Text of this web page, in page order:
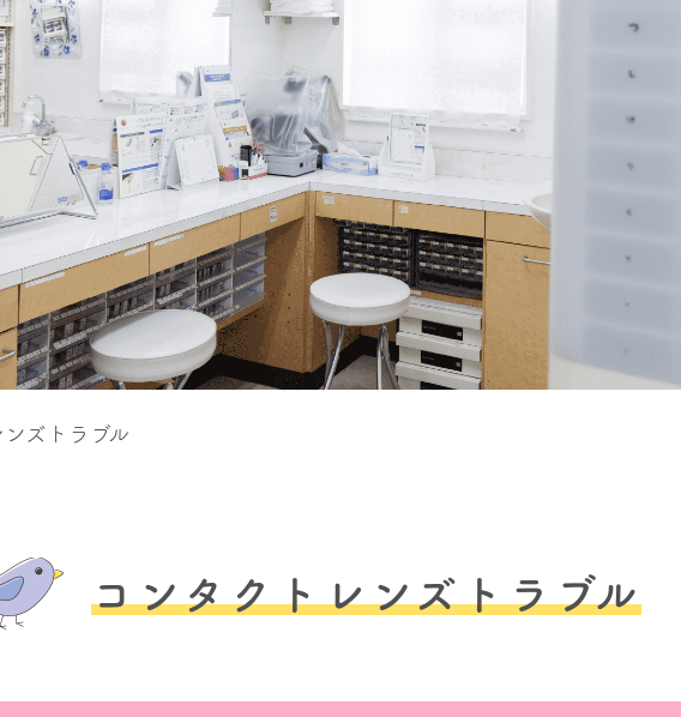
ズトラブル
コンタクトレンズトラブル